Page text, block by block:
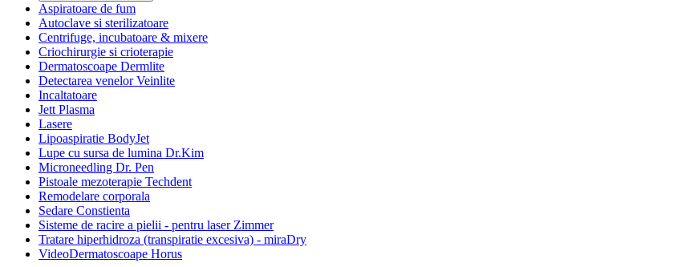
Aspiratoare de fum
Autoclave si sterilizatoare
Centrifuge, incubatoare & mixere
Criochirurgie si crioterapie
Dermatoscoape Dermlite
Detectarea venelor Veinlite
Incaltatoare
Jett Plasma
Lasere
Lipoaspiratie BodyJet
Lupe cu sursa de lumina Dr.Kim
Microneedling Dr. Pen
Pistoale mezoterapie Techdent
Remodelare corporala
Sedare Constienta
Sisteme de racire a pielii - pentru laser Zimmer
Tratare hiperhidroza (transpiratie excesiva) - miraDry
VideoDermatoscoape Horus